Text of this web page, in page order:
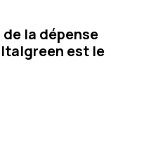
la dépense
est le